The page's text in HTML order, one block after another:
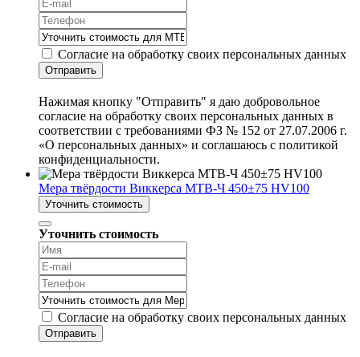
Согласие на обработку своих персональных данных
Отправить
Нажимая кнопку "Отправить" я даю добровольное
согласие на обработку своих персональных данных в
соответствии с требованиями ФЗ № 152 от 27.07.2006 г.
«О персональных данных» и соглашаюсь с политикой
конфиденциальности.
Мера твёрдости Виккерса МТВ-Ч 450±75 HV100
Уточнить стоимость
Уточнить стоимость
Согласие на обработку своих персональных данных
Отправить